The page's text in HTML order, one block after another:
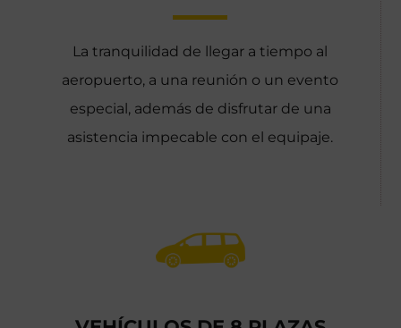
La tranquilidad de llegar a tiempo al
aeropuerto, a una reunión o un evento
especial, además de disfrutar de una
asistencia impecable con el equipaje.